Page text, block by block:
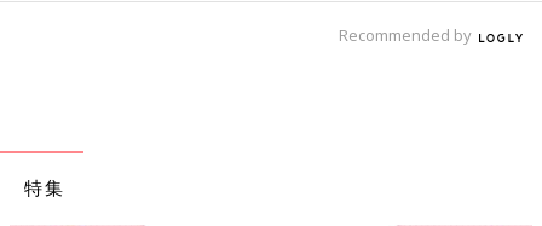
Recommended by
特集